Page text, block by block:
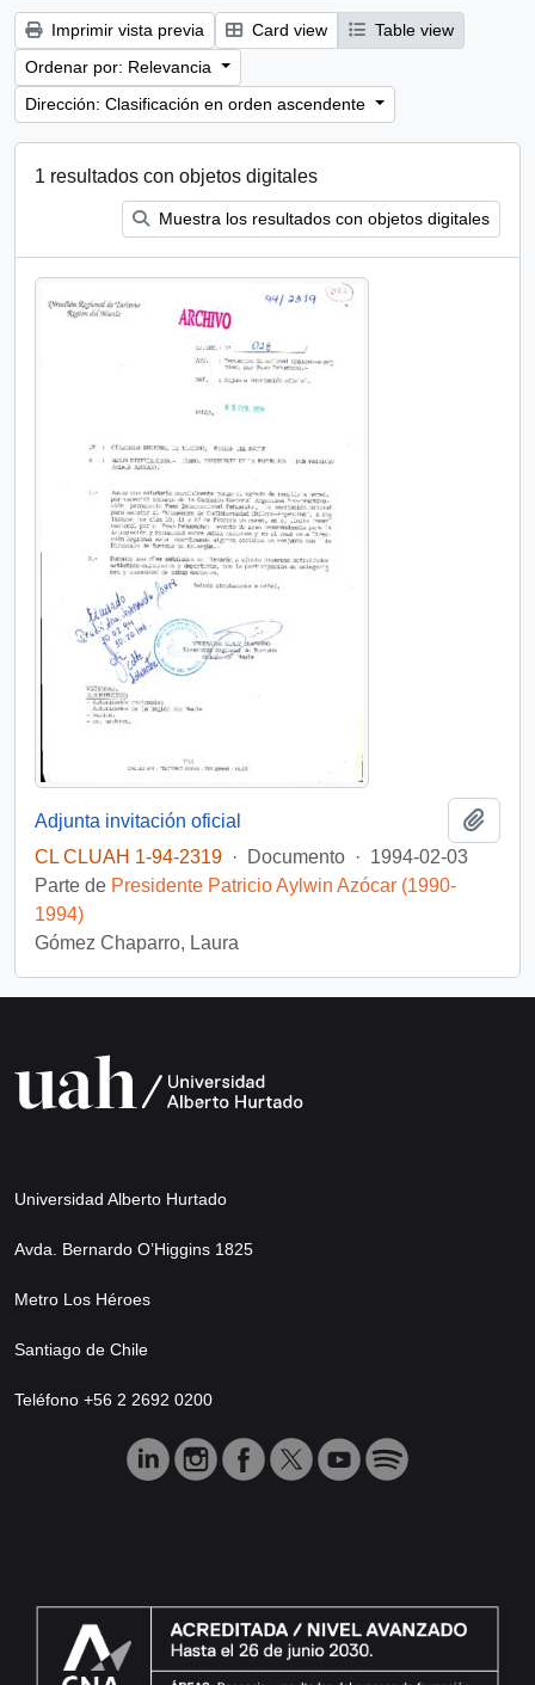
Imprimir vista previa Card view
Table view
Ordenar por: Relevancia
Dirección: Clasificación en orden ascendente
1 resultados con objetos digitales
Muestra los resultados con objetos digitales
Adjunta invitación oficial
CL CLUAH 1-94-2319 · Documento · 1994-02-03
Parte de Presidente Patricio Aylwin Azócar (1990-
1994)
Gómez Chaparro, Laura
Universidad Alberto Hurtado
Avda. Bernardo O’Higgins 1825
Metro Los Héroes
Santiago de Chile
Teléfono +56 2 2692 0200